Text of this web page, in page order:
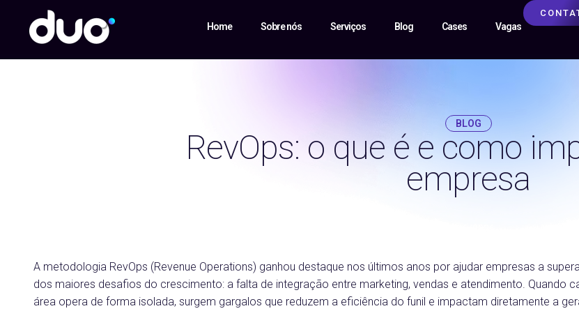
Home Sobre nós Serviços Blog Cases Vagas
BLOG
RevOps: o que é e como
empresa
A metodologia RevOps (Revenue Operations) ganhou destaque nos últimos anos por ajudar empresas a
dos maiores desafios do crescimento: a falta de integração entre marketing, vendas e atendimento. Quando
área opera de forma isolada, surgem gargalos que reduzem a eficiência do funil e impactam diretamente a